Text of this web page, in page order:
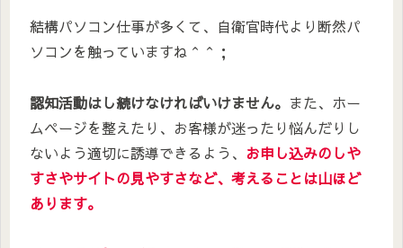
結構パソコン仕事が多くて、自衛官時代より断然パ
ソコンを触っていますね＾＾；
認知活動はし続けなければいけません。 また、ホー
ムページを整えたり、お客様が迷ったり悩んだりし
ないよう適切に誘導できるよう、 お申し込みのしや
すさやサイトの見やすさなど、考えることは山ほど
あります。